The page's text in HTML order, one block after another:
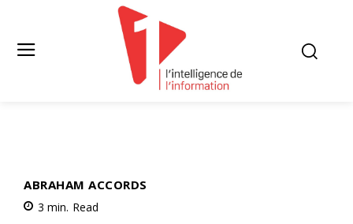
ABRAHAM ACCORDS
3 min. Read